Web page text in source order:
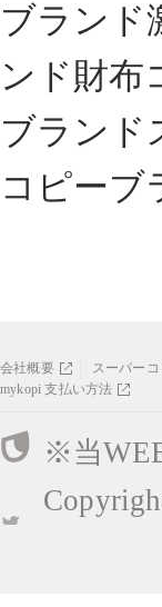
ブランド
ンド財布
ブランド
コピーブ
会社概要 スーパー
mykopi 支払い方法
※当